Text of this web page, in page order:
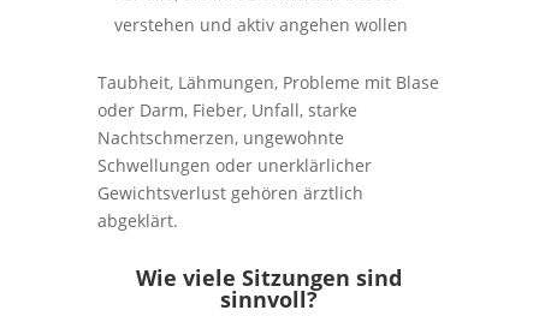
verstehen und aktiv angehen wollen
Taubheit, Lähmungen, Probleme mit Blase
oder Darm, Fieber, Unfall, starke
Nachtschmerzen, ungewohnte
Schwellungen oder unerklärlicher
Gewichtsverlust gehören ärztlich
abgeklärt.
Wie viele Sitzungen sind
sinnvoll?